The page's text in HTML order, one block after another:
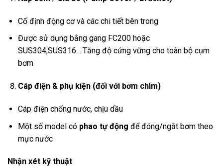
Cố định động cơ và các chi tiết bên trong
Được sử dụng bằng gang FC200 hoặc
SUS304,SUS316….Tăng độ cứng vững cho toàn bộ cụm
bơm
Cáp điện & phụ kiện (đối với bơm chìm)
Cáp điện chống nước, chịu dầu
Một số model có phao tự động để đóng/ngắt bơm theo
mực nước
Nhận xét kỹ thuật